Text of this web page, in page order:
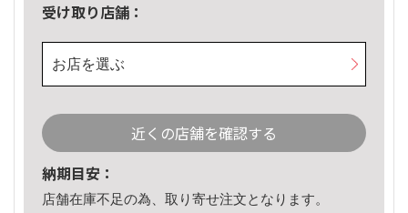
受け取り店舗：
お店を選ぶ
近くの店舗を確認する
納期目安：
店舗在庫不足の為、取り寄せ注文となります。